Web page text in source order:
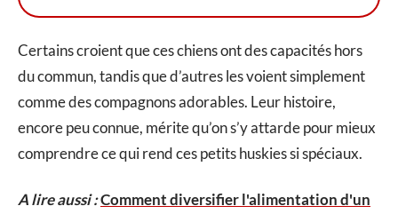
Certains croient que ces chiens ont des capacités hors
du commun, tandis que d’autres les voient simplement
comme des compagnons adorables. Leur histoire,
encore peu connue, mérite qu’on s’y attarde pour mieux
comprendre ce qui rend ces petits huskies si spéciaux.
A lire aussi :Comment diversifier l'alimentation d'un